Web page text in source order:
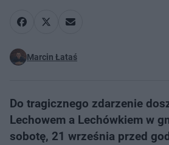
Marcin Łataś
Do tragicznego zdarzenie
Lechowem a Lechówkiem w
sobotę, 21 września przed